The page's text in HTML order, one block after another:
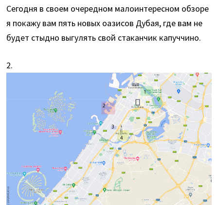
Сегодня в своем очередном малоинтересном обзоре
я покажу вам пять новых оазисов Дубая, где вам не
будет стыдно выгулять свой стаканчик капуччино.
2.